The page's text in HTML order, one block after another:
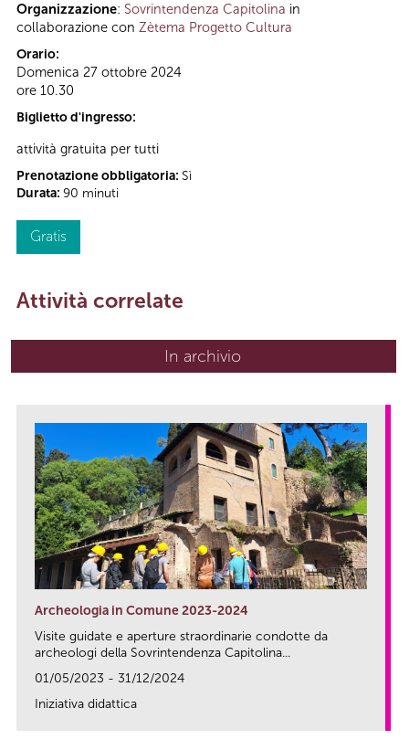
Organizzazione: Sovrintendenza Capitolina in
collaborazione con Zètema Progetto Cultura
Orario:
Domenica 27 ottobre 2024
ore 10.30
Biglietto d'ingresso:
attività gratuita per tutti
Prenotazione obbligatoria: Sì
Durata: 90 minuti
Gratis
Attività correlate
In archivio
Archeologia in Comune 2023-2024
Visite guidate e aperture straordinarie condotte da
archeologi della Sovrintendenza Capitolina...
01/05/2023 - 31/12/2024
Iniziativa didattica